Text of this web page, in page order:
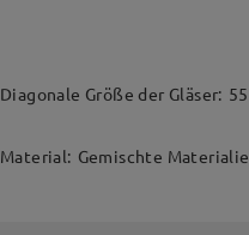
Diagonale Größe der Gläser:
Material: Gemischte